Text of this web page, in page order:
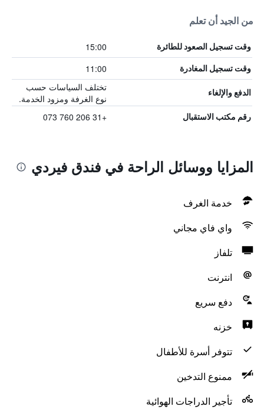
من الجيد أن تعلم
وقت تسجيل الصعود للطائرة 15:00
وقت تسجيل المغادرة 11:00
الدفع والإلغاء
تختلف السياسات حسب
نوع الغرفة ومزود الخدمة.
رقم مكتب الاستقبال +31 206 760 073
المزايا ووسائل الراحة في فندق فيردي
خدمة الغرف
واي فاي مجاني
تلفاز
انترنت
دفع سريع
خزنه
تتوفر أسرة للأطفال
ممنوع التدخين
تأجير الدراجات الهوائية